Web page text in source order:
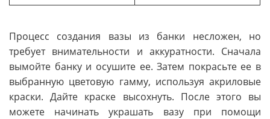
Процесс создания вазы из банки несложен, но
требует внимательности и аккуратности. Сначала
вымойте банку и осушите ее. Затем покрасьте ее в
выбранную цветовую гамму, используя акриловые
краски. Дайте краске высохнуть. После этого вы
можете начинать украшать вазу при помощи